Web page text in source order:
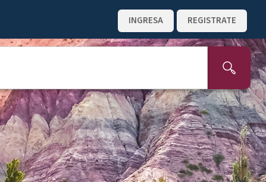
INGRESA REGISTRATE